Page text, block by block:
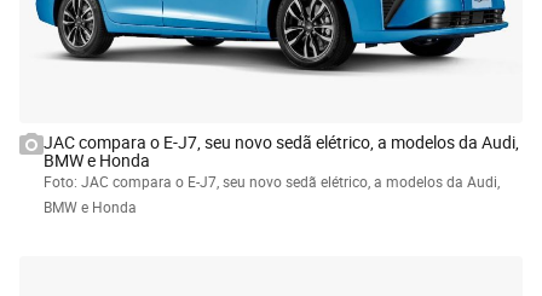
JAC compara o E-J7, seu novo sedã elétrico, a modelos da Audi,
BMW e Honda
Foto: JAC compara o E-J7, seu novo sedã elétrico, a modelos da Audi,
BMW e Honda